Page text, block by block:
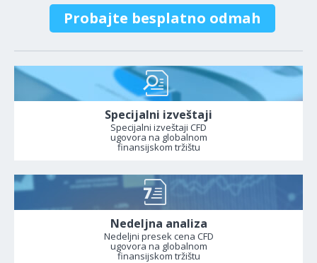
Probajte besplatno odmah
Specijalni izveštaji
Specijalni izveštaji CFD
ugovora na globalnom
finansijskom tržištu
Nedeljna analiza
Nedeljni presek cena CFD
ugovora na globalnom
finansijskom tržištu